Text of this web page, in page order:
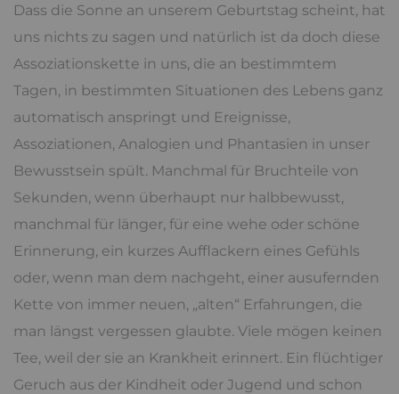
Dass die Sonne an unserem Geburtstag scheint, hat
uns nichts zu sagen und natürlich ist da doch diese
Assoziationskette in uns, die an bestimmtem
Tagen, in bestimmten Situationen des Lebens ganz
automatisch anspringt und Ereignisse,
Assoziationen, Analogien und Phantasien in unser
Bewusstsein spült. Manchmal für Bruchteile von
Sekunden, wenn überhaupt nur halbbewusst,
manchmal für länger, für eine wehe oder schöne
Erinnerung, ein kurzes Aufflackern eines Gefühls
oder, wenn man dem nachgeht, einer ausufernden
Kette von immer neuen, „alten“ Erfahrungen, die
man längst vergessen glaubte. Viele mögen keinen
Tee, weil der sie an Krankheit erinnert. Ein flüchtiger
Geruch aus der Kindheit oder Jugend und schon